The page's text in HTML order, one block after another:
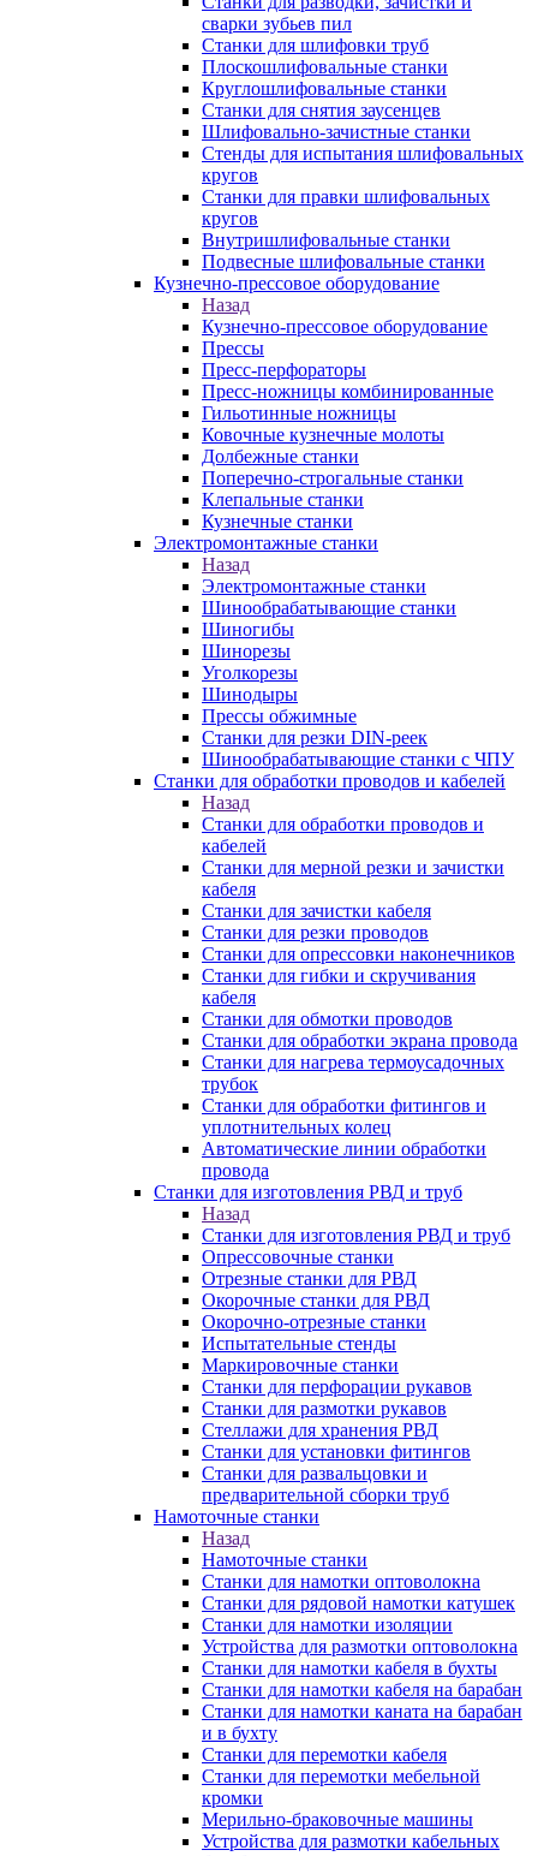
сварки зубьев пил
Станки для шлифовки труб
Плоскошлифовальные станки
Круглошлифовальные станки
Станки для снятия заусенцев
Шлифовально-зачистные станки
Стенды для испытания шлифовальных
кругов
Станки для правки шлифовальных
кругов
Внутришлифовальные станки
Подвесные шлифовальные станки
Кузнечно-прессовое оборудование
Назад
Кузнечно-прессовое оборудование
Прессы
Пресс-перфораторы
Пресс-ножницы комбинированные
Гильотинные ножницы
Ковочные кузнечные молоты
Долбежные станки
Поперечно-строгальные станки
Клепальные станки
Кузнечные станки
Электромонтажные станки
Назад
Электромонтажные станки
Шинообрабатывающие станки
Шиногибы
Шинорезы
Уголкорезы
Шинодыры
Прессы обжимные
Станки для резки DIN-реек
Шинообрабатывающие станки с ЧПУ
Станки для обработки проводов и кабелей
Назад
Станки для обработки проводов и
кабелей
Станки для мерной резки и зачистки
кабеля
Станки для зачистки кабеля
Станки для резки проводов
Станки для опрессовки наконечников
Станки для гибки и скручивания
кабеля
Станки для обмотки проводов
Станки для обработки экрана провода
Станки для нагрева термоусадочных
трубок
Станки для обработки фитингов и
уплотнительных колец
Автоматические линии обработки
провода
Станки для изготовления РВД и труб
Назад
Станки для изготовления РВД и труб
Опрессовочные станки
Отрезные станки для РВД
Окорочные станки для РВД
Окорочно-отрезные станки
Испытательные стенды
Маркировочные станки
Станки для перфорации рукавов
Станки для размотки рукавов
Стеллажи для хранения РВД
Станки для установки фитингов
Станки для развальцовки и
предварительной сборки труб
Намоточные станки
Назад
Намоточные станки
Станки для намотки оптоволокна
Станки для рядовой намотки катушек
Станки для намотки изоляции
Устройства для размотки оптоволокна
Станки для намотки кабеля в бухты
Станки для намотки кабеля на барабан
Станки для намотки каната на барабан
и в бухту
Станки для перемотки кабеля
Станки для перемотки мебельной
кромки
Мерильно-браковочные машины
Устройства для размотки кабельных